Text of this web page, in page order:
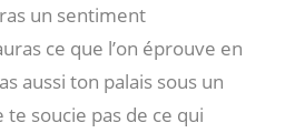
un sentiment
ce que l’on éprouve en
aussi ton palais sous un
soucie pas de ce qui